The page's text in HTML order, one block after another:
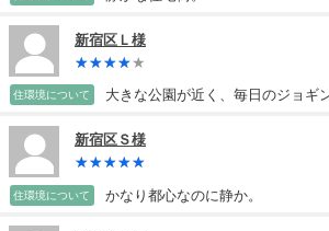
新宿区Ｌ様
住環境について 大きな公園が近く、毎日のジョギ
新宿区Ｓ様
住環境について かなり都心なのに静か。